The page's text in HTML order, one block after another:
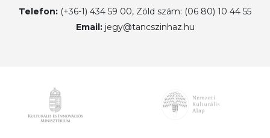
Telefon: (+36-1) 434 59 00, Zöld szám: (06 80) 10 44 55
Email: jegy@tancszinhaz.hu